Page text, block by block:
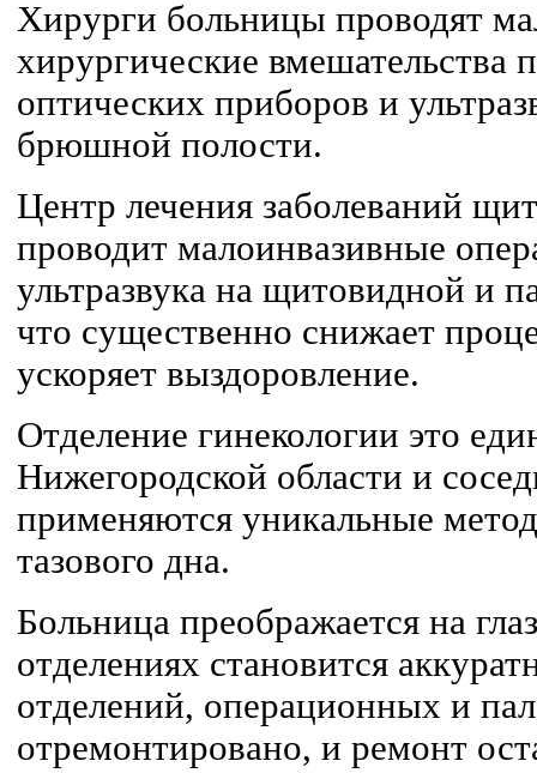
Хирурги больницы проводят
хирургические вмешательства
оптических приборов и
брюшной полости.
Центр лечения заболеваний
проводит малоинвазивные
ультразвука на щитовидной и
что существенно снижает
ускоряет выздоровление.
Отделение гинекологии это
Нижегородской области и
применяются уникальные
тазового дна.
Больница преображается на
отделениях становится
отделений, операционных и
отремонтировано, и ремонт